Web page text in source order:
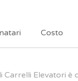
Costo
Elevatori è